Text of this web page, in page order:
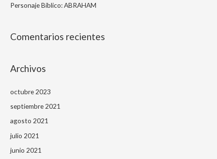
:Personaje Bíblico: ABRAHAM
Comentarios recientes
Archivos
octubre 2023
septiembre 2021
agosto 2021
julio 2021
junio 2021